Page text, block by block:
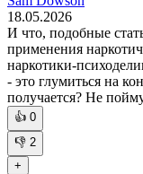
18.05.2026
И что, подобные
применения
наркотики-
- это глумиться на
получается? Не
👍 0
👎 2
+